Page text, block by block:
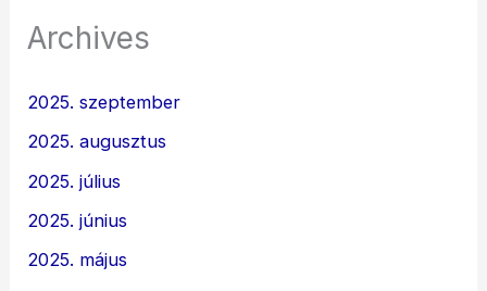
Archives
2025. szeptember
2025. augusztus
2025. július
2025. június
2025. május